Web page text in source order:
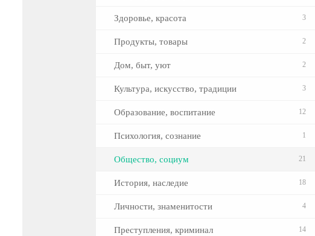
Здоровье, красота 3
Продукты, товары 2
Дом, быт, уют 2
Культура, искусство, традиции 3
Образование, воспитание 12
Психология, сознание 1
Общество, социум 21
История, наследие 18
Личности, знаменитости 4
Преступления, криминал 14